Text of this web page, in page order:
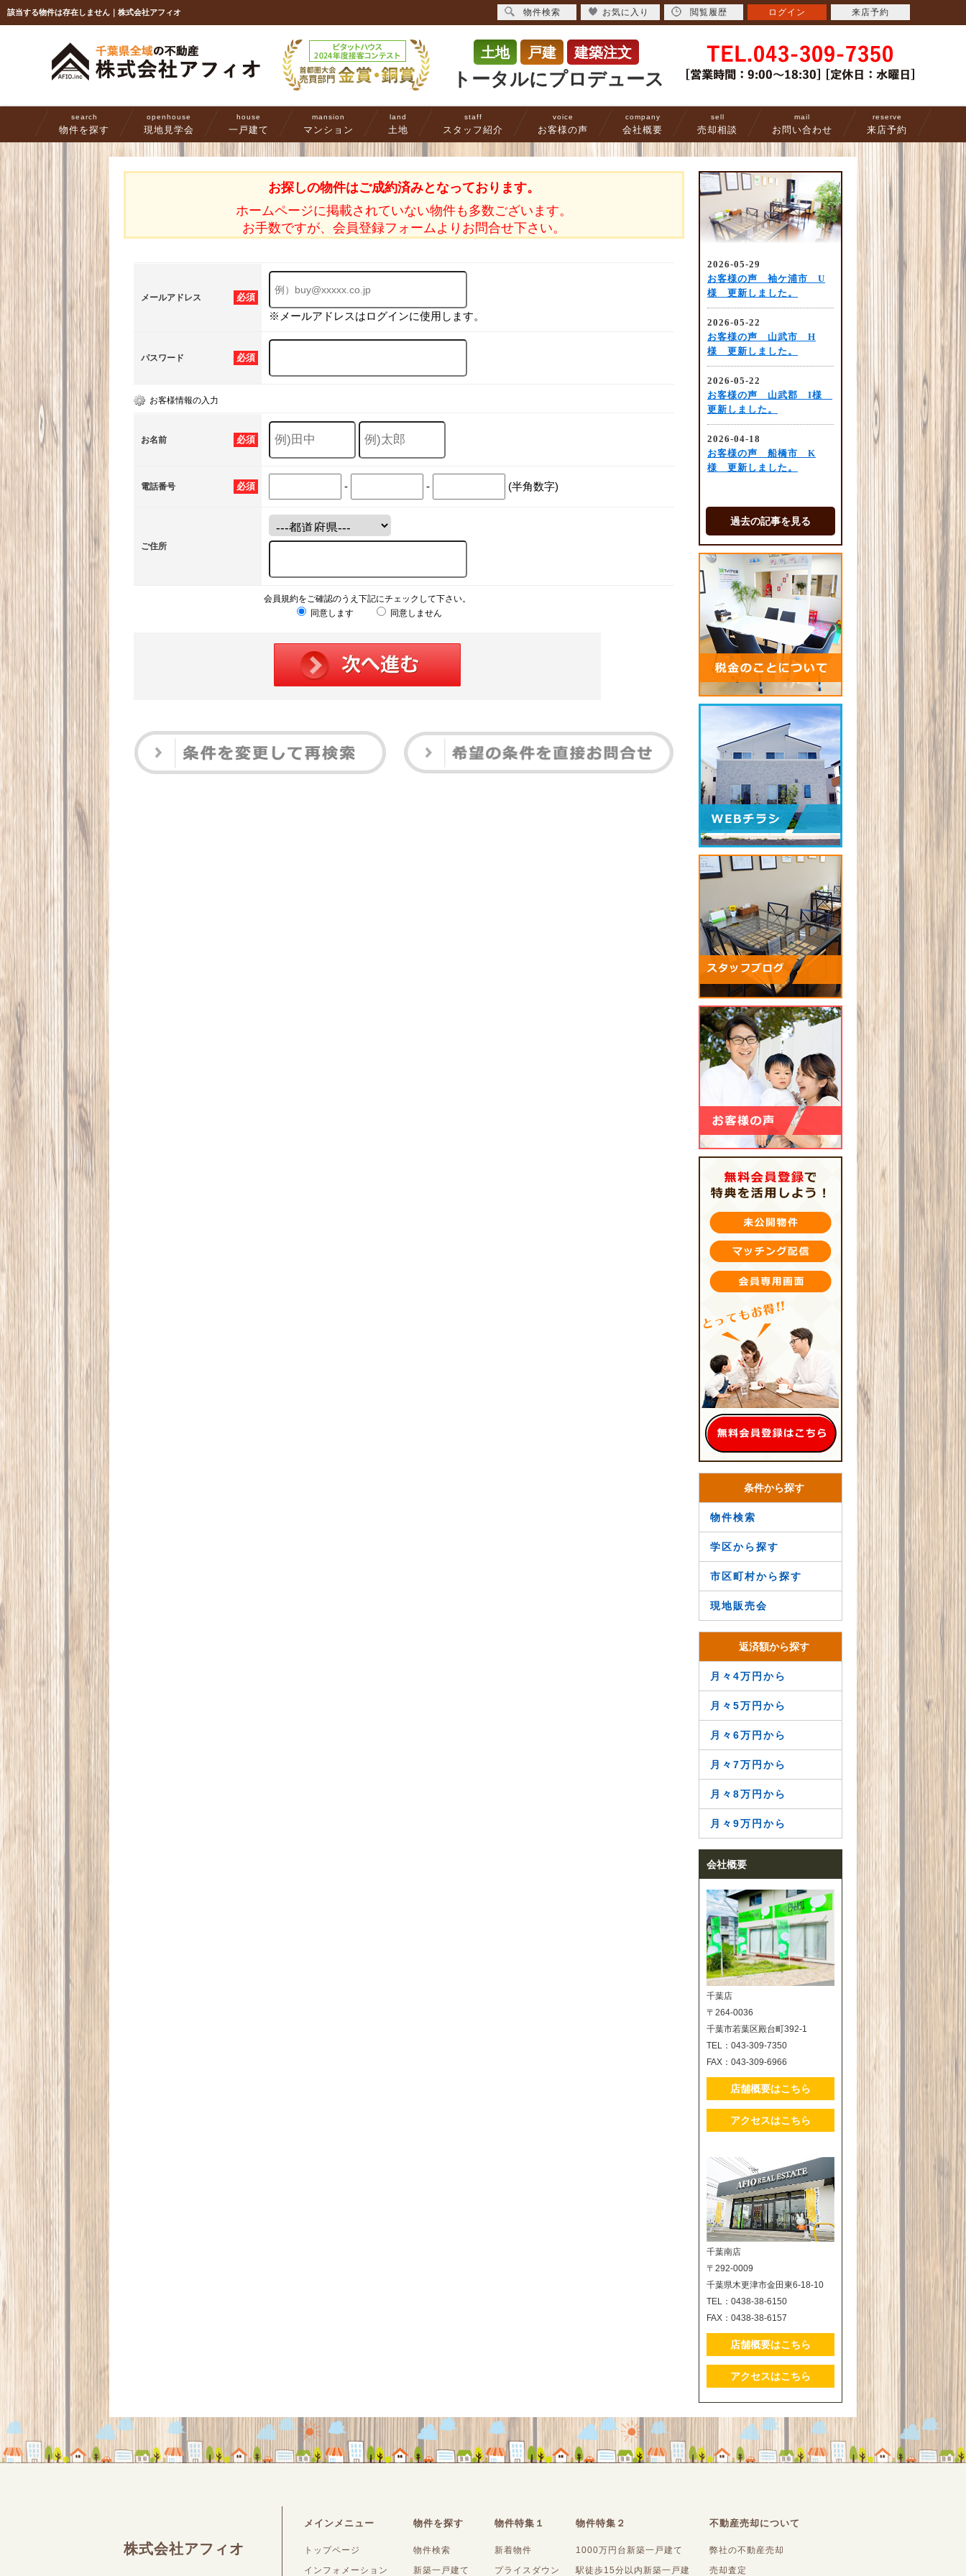
該当する物件は存在しません｜株式会社アフィオ
土地 戸建 建築注文
トータルにプロデュース
search
物件を探す
openhouse
現地見学会
house
一戸建て
mansion
マンション
land
土地
staff
スタッフ紹介
voice
お客様の声
company
会社概要
sell
売却相談
mail
お問い合わせ
reserve
来店予約
お探しの物件はご成約済みとなっております。
ホームページに掲載されていない物件も多数ございます。
お手数ですが、会員登録フォームよりお問合せ下さい。
必須
メールアドレス
※メールアドレスはログインに使用します。
必須
パスワード
お客様情報の入力
必須
お名前
必須
電話番号 - - (半角数字)
ご住所
会員規約をご確認のうえ下記にチェックして下さい。
同意します
同意しません
過去の記事を見る
条件から探す
物件検索
学区から探す
市区町村から探す
現地販売会
返済額から探す
月々4万円から
月々5万円から
月々6万円から
月々7万円から
月々8万円から
月々9万円から
会社概要
千葉店
〒264-0036
千葉市若葉区殿台町392-1
TEL：043-309-7350
FAX：043-309-6966
店舗概要はこちら
アクセスはこちら
千葉南店
〒292-0009
千葉県木更津市金田東6-18-10
TEL：0438-38-6150
FAX：0438-38-6157
店舗概要はこちら
アクセスはこちら
株式会社アフィオ
メインメニュー
トップページ
インフォメーション
物件を探す
物件検索
新築一戸建て
物件特集１
新着物件
プライスダウン
物件特集２
1000万円台新築一戸建て
駅徒歩15分以内新築一戸建
不動産売却について
弊社の不動産売却
売却査定
物件検索 お気に入り 閲覧履歴 ログイン 来店予約